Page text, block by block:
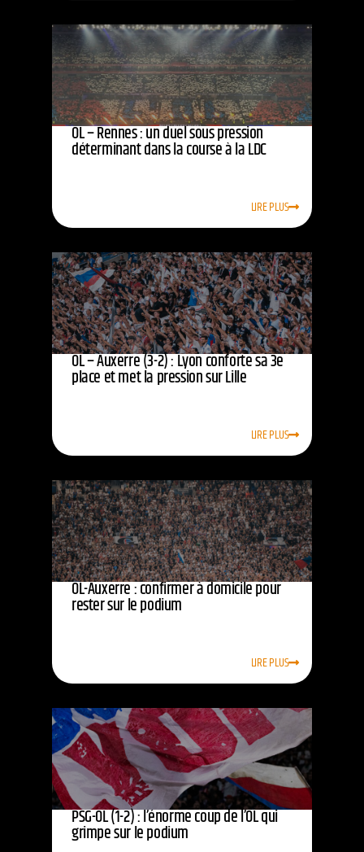
OL – Rennes : un duel sous pression
déterminant dans la course à la LDC
LIRE PLUS
OL – Auxerre (3-2) : Lyon conforte sa 3e
place et met la pression sur Lille
LIRE PLUS
OL-Auxerre : confirmer à domicile pour
rester sur le podium
LIRE PLUS
PSG-OL (1-2) : l’énorme coup de l’OL qui
grimpe sur le podium